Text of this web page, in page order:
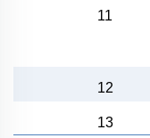
11
12
13